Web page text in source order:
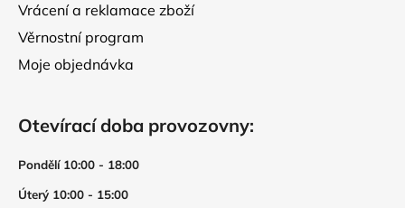
Vrácení a reklamace zboží
Věrnostní program
Moje objednávka
Otevírací doba provozovny:
Pondělí 10:00 - 18:00
Úterý 10:00 - 15:00